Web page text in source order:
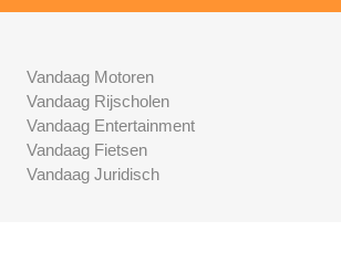
Vandaag Motoren
Vandaag Rijscholen
Vandaag Entertainment
Vandaag Fietsen
Vandaag Juridisch